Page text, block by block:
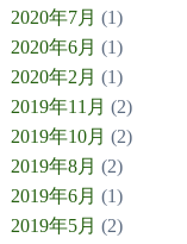
2020年7月 (1)
2020年6月 (1)
2020年2月 (1)
2019年11月 (2)
2019年10月 (2)
2019年8月 (2)
2019年6月 (1)
2019年5月 (2)